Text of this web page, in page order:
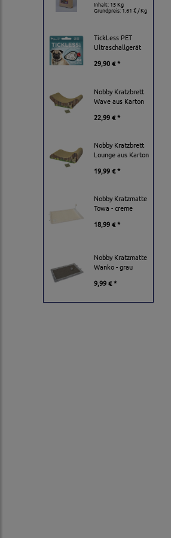
Inhalt: 15 Kg
Grundpreis:1,61 € / Kg
TickLess PET
Ultraschallgerät
29,90 € *
Nobby Kratzbrett
Wave aus Karton
22,99 € *
Nobby Kratzbrett
Lounge aus Karton
19,99 € *
Nobby Kratzmatte
Towa - creme
18,99 € *
Nobby Kratzmatte
Wanko - grau
9,99 € *